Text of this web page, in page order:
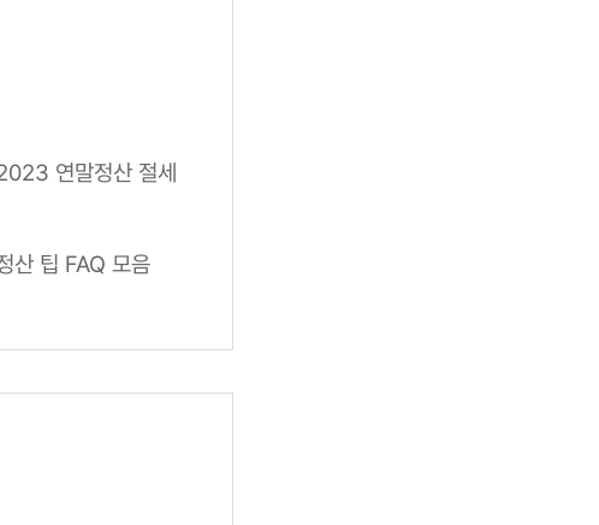
연말정산 절세
산 팁 FAQ 모음